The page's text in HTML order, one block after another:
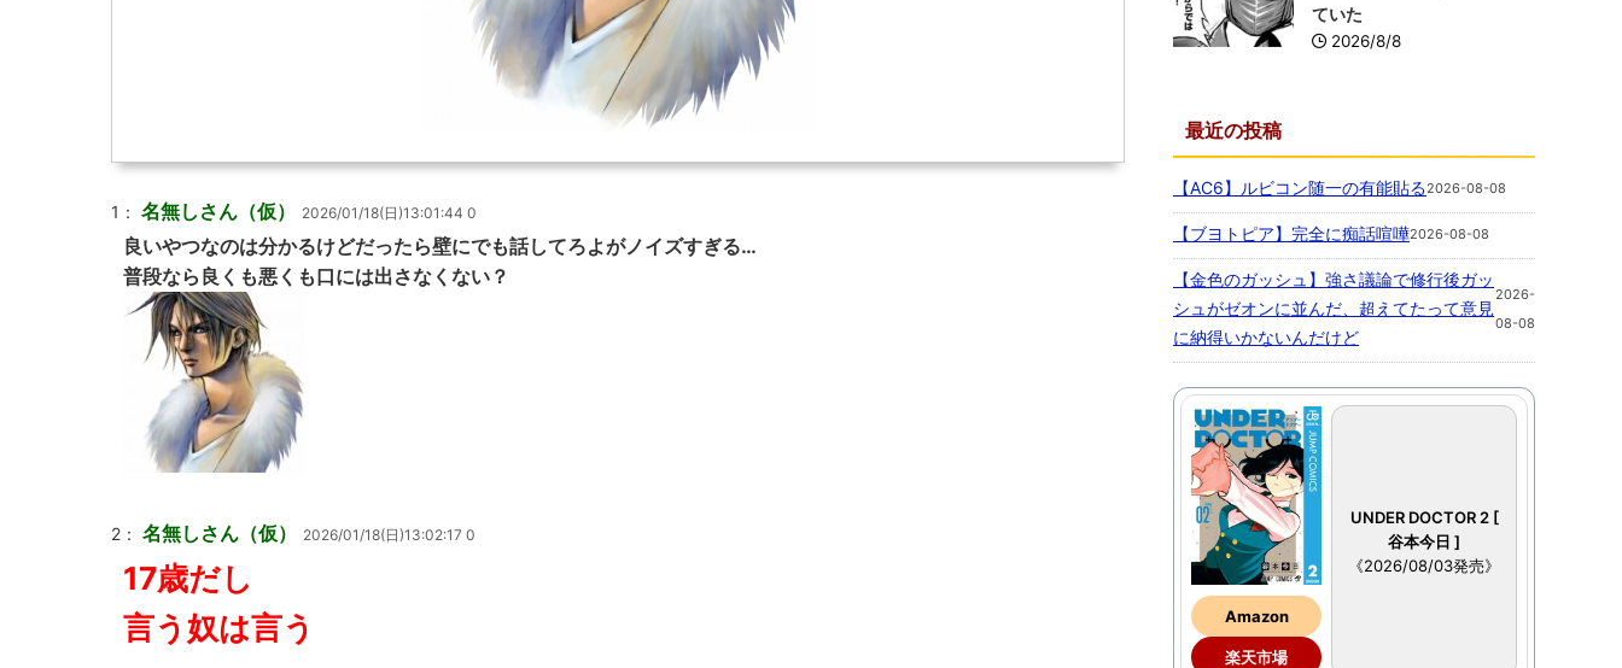
1： 名無しさん（仮） 2026/01/18(日)13:01:44 0
良いやつなのは分かるけどだったら壁にでも話してろよがノイズすぎる…
普段なら良くも悪くも口には出さなくない？
2： 名無しさん（仮） 2026/01/18(日)13:02:17 0
17歳だし
言う奴は言う
ていた
2026/8/8
最近の投稿
【AC6】ルビコン随一の有能貼る2026-08-08
【ブヨトピア】完全に痴話喧嘩2026-08-08
【金色のガッシュ】強さ議論で修行後ガッ
シュがゼオンに並んだ、超えてたって意見
に納得いかないんだけど
2026-
08-08
Amazon
楽天市場
UNDER DOCTOR 2 [
谷本今日 ]
《2026/08/03発売》